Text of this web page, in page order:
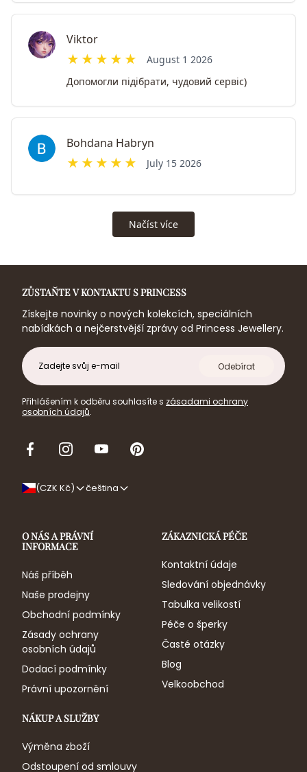
O NÁS A PRÁVNÍ
INFORMACE
Náš příběh
Naše prodejny
Obchodní podmínky
Zásady ochrany
osobních údajů
Dodací podmínky
Právní upozornění
ZÁKAZNICKÁ PÉČE
Kontaktní údaje
Sledování objednávky
Tabulka velikostí
Péče o šperky
Časté otázky
Blog
Velkoobchod
NÁKUP A SLUŽBY
Výměna zboží
Odstoupení od smlouvy
ZŮSTAŇTE V KONTAKTU S PRINCESS
Získejte novinky o nových kolekcích, speciálních
nabídkách a nejčerstvější zprávy od Princess Jewellery.
E-
mail
Odebírat
Přihlášením k odběru souhlasíte s zásadami ochrany
osobních údajů.
FacebookInstagramYoutubePinterest
(CZK Kč) čeština